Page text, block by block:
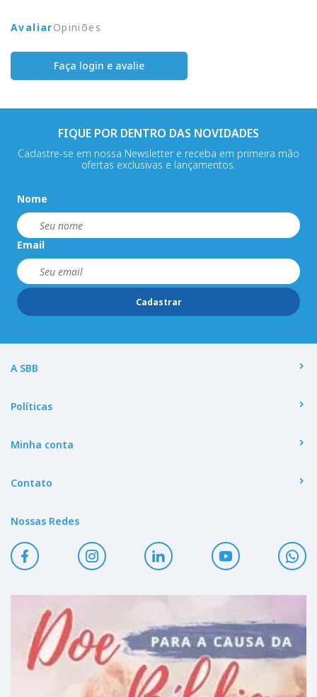
AvaliarOpiniões
Faça login e avalie
FIQUE POR DENTRO DAS NOVIDADES
Cadastre-se em nossa Newsletter e receba em primeira mão
ofertas exclusivas e lançamentos.
Nome
Email
Cadastrar
A SBB
Políticas
Minha conta
Contato
Nossas Redes